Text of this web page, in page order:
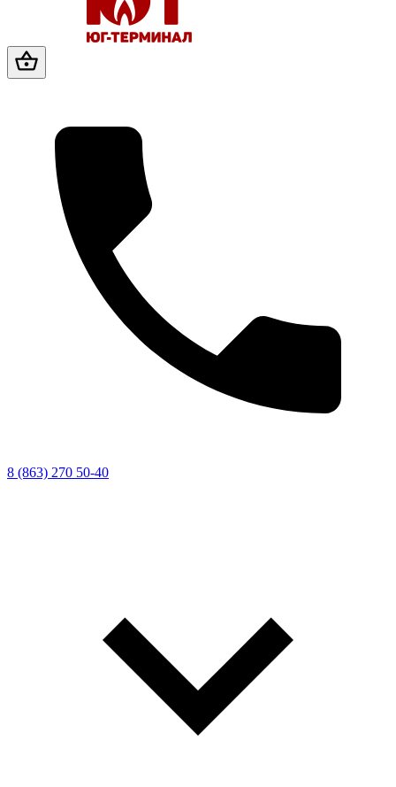
8 (863) 270 50-40